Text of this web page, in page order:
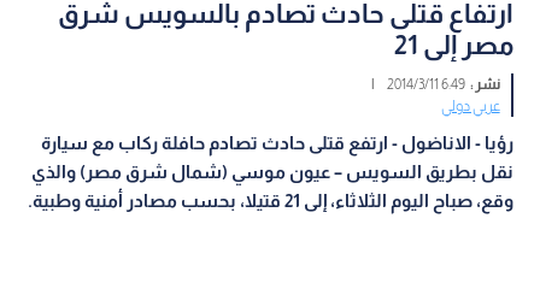
ارتفاع قتلى حادث تصادم بالسويس شرق
مصر إلى 21
نشر :6:49 2014/3/11
|
عربي دولي
رؤيا - الاناضول - ارتفع قتلى حادث تصادم حافلة ركاب مع سيارة
نقل بطريق السويس – عيون موسي (شمال شرق مصر) والذي
وقع، صباح اليوم الثلاثاء، إلى 21 قتيلا، بحسب مصادر أمنية وطبية.